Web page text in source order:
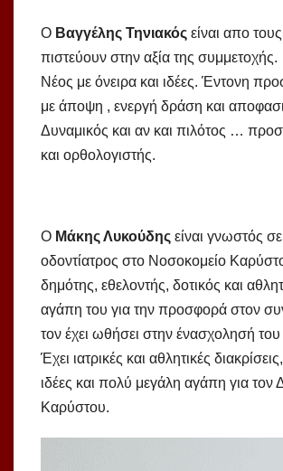
Ο Βαγγέλης Τηνιακός είναι απο
πιστεύουν στην αξία της συμμετοχής.
Νέος με όνειρα και ιδέες. Έντονη
με άποψη , ενεργή δράση και
Δυναμικός και αν και πιλότος …
και ορθολογιστής.
Ο Μάκης Λυκούδης είναι γνωστός
οδοντίατρος στο Νοσοκομείο
δημότης, εθελοντής, δοτικός και
αγάπη του για την προσφορά στον
τον έχει ωθήσει στην ένασχολησή του
Έχει ιατρικές και αθλητικές
ιδέες και πολύ μεγάλη αγάπη για τον
Καρύστου.